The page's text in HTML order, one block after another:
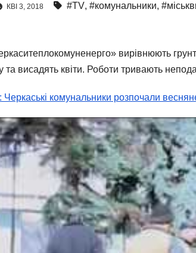
КВІ 3, 2018 #TV, #комунальники,
вирівнюють
та висадять квіти. Роботи тривають
Черкаські комунальники розпочали